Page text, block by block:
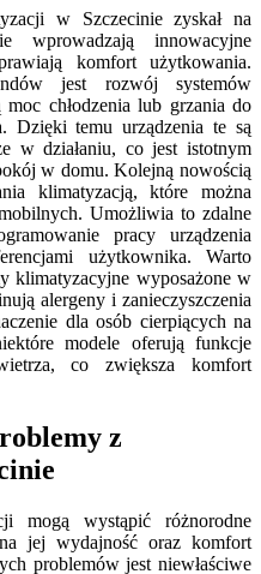
w Szczecinie zyskał na
wprowadzają innowacyjne
komfort użytkowania.
jest rozwój systemów
chłodzenia lub grzania do
Dzięki temu urządzenia te są
w działaniu, co jest istotnym
w domu. Kolejną nowością
klimatyzacją, które można
Umożliwia to zdalne
pracy urządzenia
użytkownika. Warto
klimatyzacyjne wyposażone w
alergeny i zanieczyszczenia
dla osób cierpiących na
modele oferują funkcje
co zwiększa komfort
z
mogą wystąpić różnorodne
jej wydajność oraz komfort
problemów jest niewłaściwe